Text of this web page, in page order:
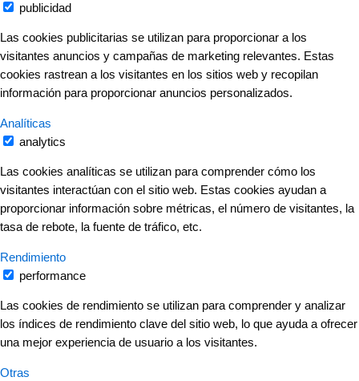
publicidad
Las cookies publicitarias se utilizan para proporcionar a los
visitantes anuncios y campañas de marketing relevantes. Estas
cookies rastrean a los visitantes en los sitios web y recopilan
información para proporcionar anuncios personalizados.
Analíticas
analytics
Las cookies analíticas se utilizan para comprender cómo los
visitantes interactúan con el sitio web. Estas cookies ayudan a
proporcionar información sobre métricas, el número de visitantes, la
tasa de rebote, la fuente de tráfico, etc.
Rendimiento
performance
Las cookies de rendimiento se utilizan para comprender y analizar
los índices de rendimiento clave del sitio web, lo que ayuda a ofrecer
una mejor experiencia de usuario a los visitantes.
Otras